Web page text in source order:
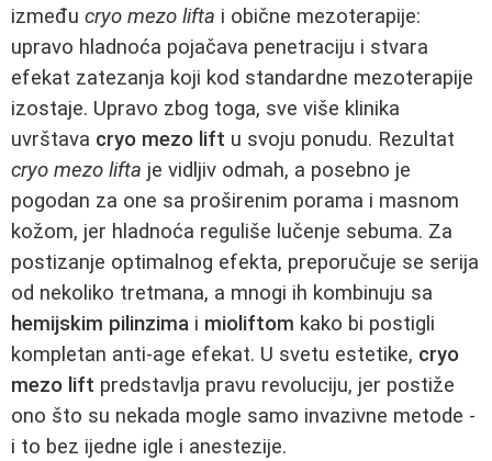
između cryo mezo lifta i obične mezoterapije:
upravo hladnoća pojačava penetraciju i stvara
efekat zatezanja koji kod standardne mezoterapije
izostaje. Upravo zbog toga, sve više klinika
uvrštava cryo mezo lift u svoju ponudu. Rezultat
cryo mezo lifta je vidljiv odmah, a posebno je
pogodan za one sa proširenim porama i masnom
kožom, jer hladnoća reguliše lučenje sebuma. Za
postizanje optimalnog efekta, preporučuje se serija
od nekoliko tretmana, a mnogi ih kombinuju sa
hemijskim pilinzima i mioliftom kako bi postigli
kompletan anti-age efekat. U svetu estetike, cryo
mezo lift predstavlja pravu revoluciju, jer postiže
ono što su nekada mogle samo invazivne metode -
i to bez ijedne igle i anestezije.